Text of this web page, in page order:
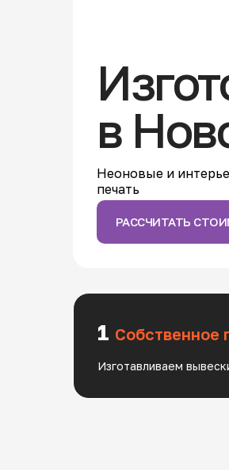
РАССЧИТАТЬ
Неоновые и
печать
в
1 Собственное
Изготавливаем